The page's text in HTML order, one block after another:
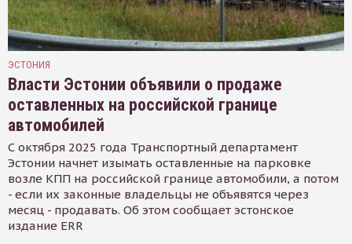
ЭСТОНИЯ
Власти Эстонии объявили о продаже
оставленных на российской границе
автомобилей
С октября 2025 года Транспортный департамент
Эстонии начнет изымать оставленные на парковке
возле КПП на российской границе автомобили, а потом
- если их законные владельцы не объявятся через
месяц - продавать. Об этом сообщает эстонское
издание ERR